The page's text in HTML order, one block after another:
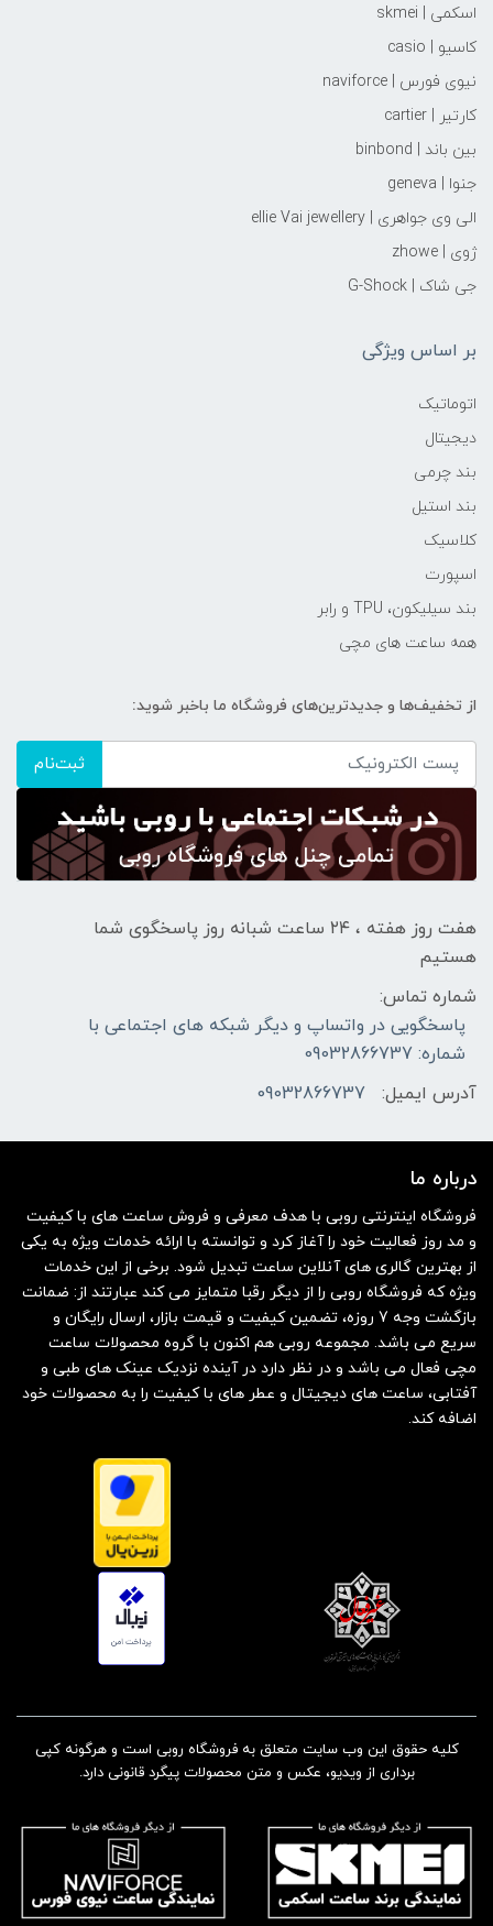
اسکمی | skmei
کاسیو | casio
نیوی فورس | naviforce
کارتیر | cartier
بین باند | binbond
جنوا | geneva
الی وی جواهری | ellie Vai‌ jewellery
ژوی | zhowe
جی شاک | G-Shock
بر اساس ویژگی
اتوماتیک
دیجیتال
بند چرمی
بند استیل
کلاسیک
اسپورت
بند سیلیکون، TPU و رابر
همه ساعت های مچی
از تخفیف‌ها و جدیدترین‌های فروشگاه ما باخبر شوید:
ثبت‌نام
هفت روز هفته ، ۲۴ ساعت شبانه‌ روز پاسخگوی شما
هستیم
شماره تماس:
پاسخگویی در واتساپ و دیگر شبکه های اجتماعی با
شماره: 09032866737
آدرس ایمیل:
09032866737
درباره ما
فروشگاه اینترنتی روبی با هدف معرفی و فروش ساعت های با کیفیت
و مد روز فعالیت خود را آغاز کرد و توانسته با ارائه خدمات ویژه به یکی
از بهترین گالری های آنلاین ساعت تبدیل شود. برخی از این خدمات
ویژه که فروشگاه روبی را از دیگر رقبا متمایز می کند عبارتند از: ضمانت
بازگشت وجه 7 روزه، تضمین کیفیت و قیمت بازار، ارسال رایگان و
سریع می باشد. مجموعه روبی هم اکنون با گروه محصولات ساعت
مچی فعال می باشد و در نظر دارد در آینده نزدیک عینک های طبی و
آفتابی، ساعت های دیجیتال و عطر های با کیفیت را به محصولات خود
اضافه کند.
کلیه حقوق این وب سایت متعلق به فروشگاه روبی است و هرگونه کپی
برداری از ویدیو، عکس و متن محصولات پیگرد قانونی دارد.